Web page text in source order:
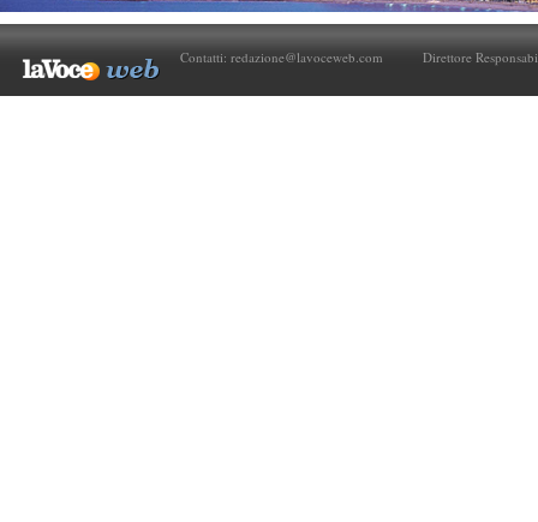
Contatti: redazione@lavoceweb.com Direttore